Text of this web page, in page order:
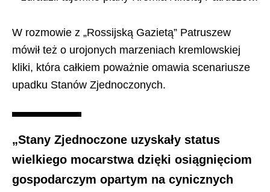
W rozmowie z „Rossijską Gazietą” Patruszew
mówił też o urojonych marzeniach kremlowskiej
kliki, która całkiem poważnie omawia scenariusze
upadku Stanów Zjednoczonych.
„Stany Zjednoczone uzyskały status
wielkiego mocarstwa dzięki osiągnięciom
gospodarczym opartym na cynicznych